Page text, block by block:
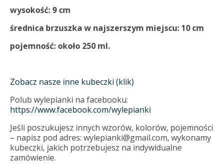
wysokość: 9 cm
średnica brzuszka w najszerszym miejscu: 10 cm
pojemność: około 250 ml.
Zobacz nasze inne kubeczki (klik)
Polub wylepianki na facebooku:
https://www.facebook.com/wylepianki
Jeśli poszukujesz innych wzorów, kolorów, pojemności
– napisz pod adres: wylepianki@gmail.com, wykonamy
kubeczki, jakich potrzebujesz na indywidualne
zamówienie.